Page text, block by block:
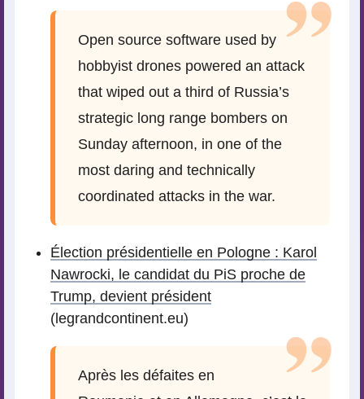
Open source software used by
hobbyist drones powered an attack
that wiped out a third of Russia’s
strategic long range bombers on
Sunday afternoon, in one of the
most daring and technically
coordinated attacks in the war.
Élection présidentielle en Pologne : Karol
Nawrocki, le candidat du PiS proche de
Trump, devient président
(legrandcontinent.eu)
Après les défaites en